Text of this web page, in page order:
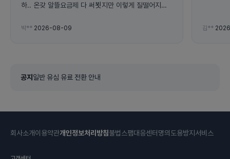
하.. 온갖 알뜰요금제 다 써뵛지만 이렇게 질떨어지고
리 닳는지 ㅡㅡ
박** 2026-08-09 김**
공지 일반 유심 유료 전환 안내
회사소개이용약관개인정보처리방침불법스팸대응센터 명의도용방지서비스